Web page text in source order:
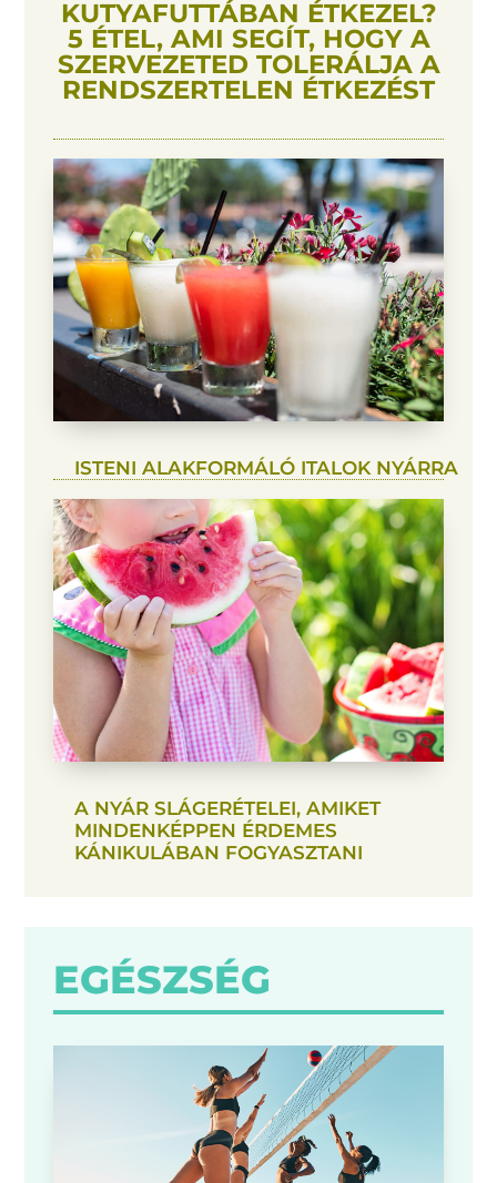
KUTYAFUTTÁBAN ÉTKEZEL?
5 ÉTEL, AMI SEGÍT, HOGY A
SZERVEZETED TOLERÁLJA A
RENDSZERTELEN ÉTKEZÉST
ISTENI ALAKFORMÁLÓ ITALOK NYÁRRA
A NYÁR SLÁGERÉTELEI, AMIKET
MINDENKÉPPEN ÉRDEMES
KÁNIKULÁBAN FOGYASZTANI
EGÉSZSÉG